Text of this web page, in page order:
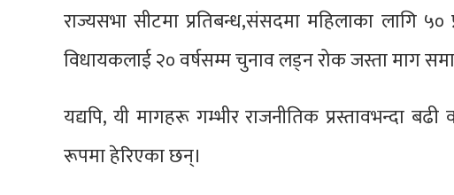
राज्यसभा सीटमा प्रतिबन्ध,संसदमा महिलाका लागि ५०
विधायकलाई २० वर्षसम्म चुनाव लड्न रोक जस्ता माग
यद्यपि, यी मागहरू गम्भीर राजनीतिक प्रस्तावभन्दा
रूपमा हेरिएका छन्।